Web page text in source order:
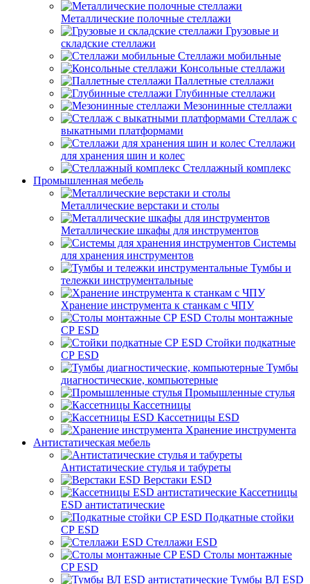
Металлические полочные стеллажи
Грузовые и
складские стеллажи
Стеллажи мобильные
Консольные стеллажи
Паллетные стеллажи
Глубинные стеллажи
Мезонинные стеллажи
Стеллаж с
выкатными платформами
Стеллажи
для хранения шин и колес
Стеллажный комплекс
Промышленная мебель
Металлические верстаки и столы
Металлические шкафы для инструментов
Системы
для хранения инструментов
Тумбы и
тележки инструментальные
Хранение инструмента к станкам с ЧПУ
Столы монтажные
СР ESD
Стойки подкатные
СР ESD
Тумбы
диагностические, компьютерные
Промышленные стулья
Кассетницы
Кассетницы ESD
Хранение инструмента
Антистатическая мебель
Антистатические стулья и табуреты
Верстаки ESD
Кассетницы
ESD антистатические
Подкатные стойки
СР ESD
Стеллажи ESD
Столы монтажные
CP ESD
Тумбы ВЛ ESD